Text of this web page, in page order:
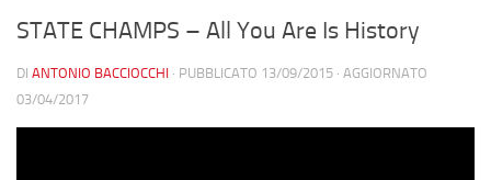
STATE CHAMPS – All You Are Is History
DI ANTONIO BACCIOCCHI · PUBBLICATO 13/09/2015 · AGGIORNATO
03/04/2017